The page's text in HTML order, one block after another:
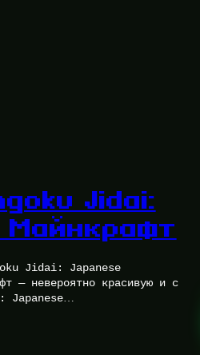
Jidai:
Майнкрафт
Jidai: Japanese
— невероятно красивую и с
Japanese…